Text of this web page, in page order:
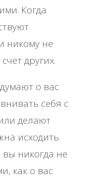
Когда
никому не
других.
о вас
себя с
делают
исходить
никогда не
как о вас